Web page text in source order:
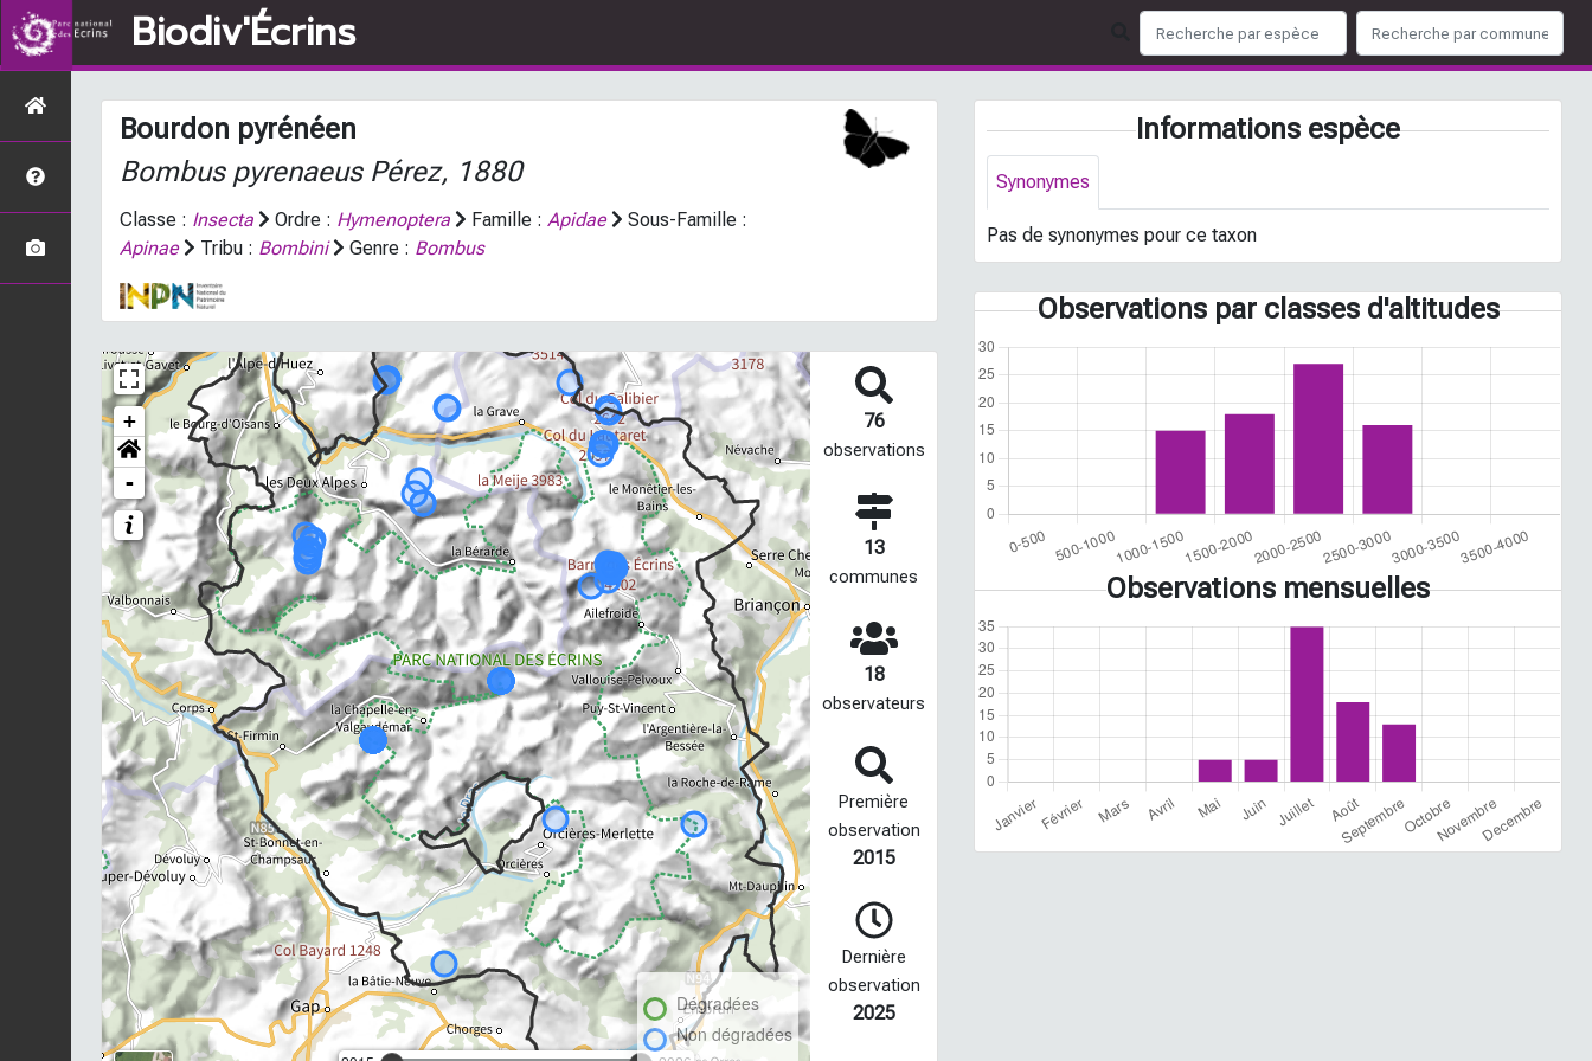
Biodiv'Écrins
Bourdon pyrénéen
Bombus pyrenaeusPérez, 1880
Classe : Insecta Ordre : Hymenoptera Famille : Apidae
Sous-Famille :
Apinae
Tribu : Bombini Genre : Bombus
+
-
Dégradées
Non dégradées
76
observations
13
communes
18
observateurs
Première
observation
2015
Dernière
observation
2025
Informations espèce
Synonymes
Pas de synonymes pour ce taxon
Observations par classes d'altitudes
Observations mensuelles